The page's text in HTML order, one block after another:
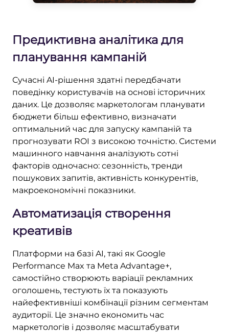
Предиктивна аналітика для
планування кампаній
Сучасні AI-рішення здатні передбачати
поведінку користувачів на основі історичних
даних. Це дозволяє маркетологам планувати
бюджети більш ефективно, визначати
оптимальний час для запуску кампаній та
прогнозувати ROI з високою точністю. Системи
машинного навчання аналізують сотні
факторів одночасно: сезонність, тренди
пошукових запитів, активність конкурентів,
макроекономічні показники.
Автоматизація створення
креативів
Платформи на базі AI, такі як Google
Performance Max та Meta Advantage+,
самостійно створюють варіації рекламних
оголошень, тестують їх та показують
найефективніші комбінації різним сегментам
аудиторії. Це значно економить час
маркетологів і дозволяє масштабувати